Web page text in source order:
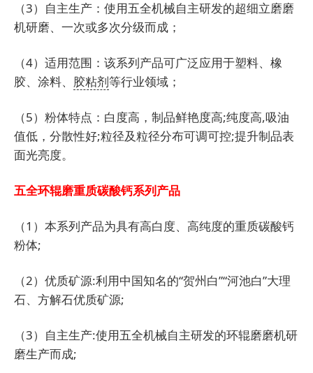
（3）自主生产：使用五全机械自主研发的超细立磨磨
机研磨、一次或多次分级而成；
（4）适用范围：该系列产品可广泛应用于塑料、橡
胶、涂料、 胶粘剂等行业领域；
（5）粉体特点：白度高，制品鲜艳度高;纯度高,吸油
值低，分散性好;粒径及粒径分布可调可控;提升制品表
面光亮度。
五全环辊磨重质碳酸钙系列产品
（1）本系列产品为具有高白度、高纯度的重质碳酸钙
粉体;
（2）优质矿源:利用中国知名的“贺州白”“河池白”大理
石、方解石优质矿源;
（3）自主生产:使用五全机械自主研发的环辊磨磨机研
磨生产而成;